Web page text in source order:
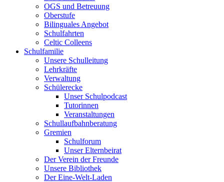
OGS und Betreuung
Oberstufe
Bilinguales Angebot
Schulfahrten
Celtic Colleens
Schulfamilie
Unsere Schulleitung
Lehrkräfte
Verwaltung
Schülerecke
Unser Schulpodcast
Tutorinnen
Veranstaltungen
Schullaufbahnberatung
Gremien
Schulforum
Unser Elternbeirat
Der Verein der Freunde
Unsere Bibliothek
Der Eine-Welt-Laden